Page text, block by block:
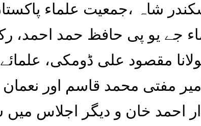
شاہ ،جمعیت علماء
جے یو پی حافظ حمد احمد،
مقصود علی ڈومکی،
مفتی محمد قاسم اور نعمان
احمد خان و دیگر اجلاس